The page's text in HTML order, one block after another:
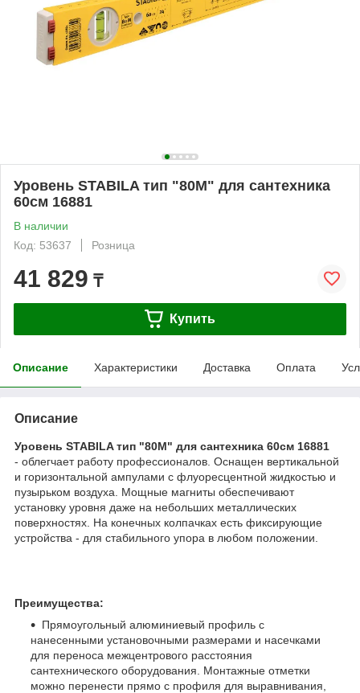
Уровень STABILA тип "80M" для сантехника
60см 16881
В наличии
Код: 53637
Розница
41 829 ₸
Купить
Описание Характеристики Доставка Оплата
Описание
Уровень STABILA тип "80M" для сантехника 60см 16881
- облегчает работу профессионалов. Оснащен вертикальной
и горизонтальной ампулами с флуоресцентной жидкостью и
пузырьком воздуха. Мощные магниты обеспечивают
установку уровня даже на небольших металлических
поверхностях. На конечных колпачках есть фиксирующие
устройства - для стабильного упора в любом положении.
Преимущества:
Прямоугольный алюминиевый профиль с
нанесенными установочными размерами и насечками
для переноса межцентрового расстояния
сантехнического оборудования. Монтажные отметки
можно перенести прямо с профиля для выравнивания,